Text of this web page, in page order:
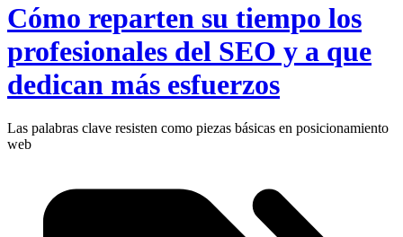
Cómo reparten su tiempo los
profesionales del SEO y a que
dedican más esfuerzos
Las palabras clave resisten como piezas básicas en posicionamiento
web